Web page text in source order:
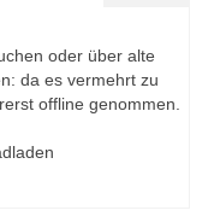
oder über alte
da es vermehrt zu
offline genommen.